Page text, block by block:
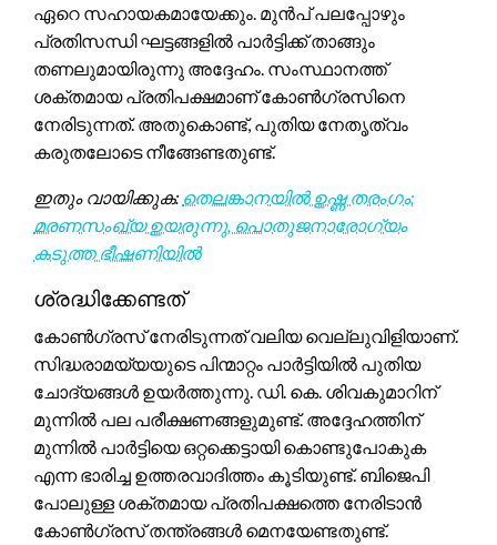
ഏറെ സഹായകമായേക്കും. മുൻപ് പലപ്പോഴും
പ്രതിസന്ധി ഘട്ടങ്ങളിൽ പാർട്ടിക്ക് താങ്ങും
തണലുമായിരുന്നു അദ്ദേഹം. സംസ്ഥാനത്ത്
ശക്തമായ പ്രതിപക്ഷമാണ് കോൺഗ്രസിനെ
നേരിടുന്നത്. അതുകൊണ്ട്, പുതിയ നേതൃത്വം
കരുതലോടെ നീങ്ങേണ്ടതുണ്ട്.
ഇതും വായിക്കുക: തെലങ്കാനയിൽ ഉഷ്ണ തരംഗം:
മരണസംഖ്യ ഉയരുന്നു, പൊതുജനാരോഗ്യം
കടുത്ത ഭീഷണിയിൽ
ശ്രദ്ധിക്കേണ്ടത്
കോൺഗ്രസ് നേരിടുന്നത് വലിയ വെല്ലുവിളിയാണ്.
സിദ്ധരാമയ്യയുടെ പിന്മാറ്റം പാർട്ടിയിൽ പുതിയ
ചോദ്യങ്ങൾ ഉയർത്തുന്നു. ഡി. കെ. ശിവകുമാറിന്
മുന്നിൽ പല പരീക്ഷണങ്ങളുമുണ്ട്. അദ്ദേഹത്തിന്
മുന്നിൽ പാർട്ടിയെ ഒറ്റക്കെട്ടായി കൊണ്ടുപോകുക
എന്ന ഭാരിച്ച ഉത്തരവാദിത്തം കൂടിയുണ്ട്. ബിജെപി
പോലുള്ള ശക്തമായ പ്രതിപക്ഷത്തെ നേരിടാൻ
കോൺഗ്രസ് തന്ത്രങ്ങൾ മെനയേണ്ടതുണ്ട്.